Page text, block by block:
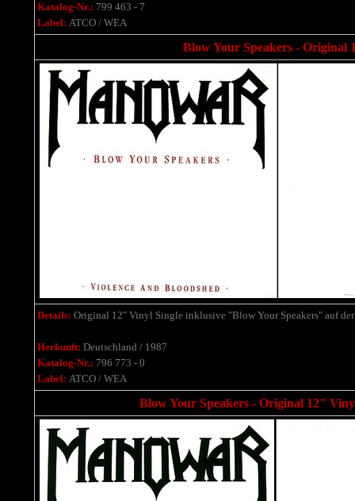
Katalog-Nr.: 799 463 - 7
Label: ATCO / WEA
Blow Your Speakers - Original
Details: Original 12" Vinyl Single inklusive "Blow Your Speakers" auf
Herkunft: Deutschland / 1987
Katalog-Nr.: 796 773 - 0
Label: ATCO / WEA
Blow Your Speakers - Original 12"